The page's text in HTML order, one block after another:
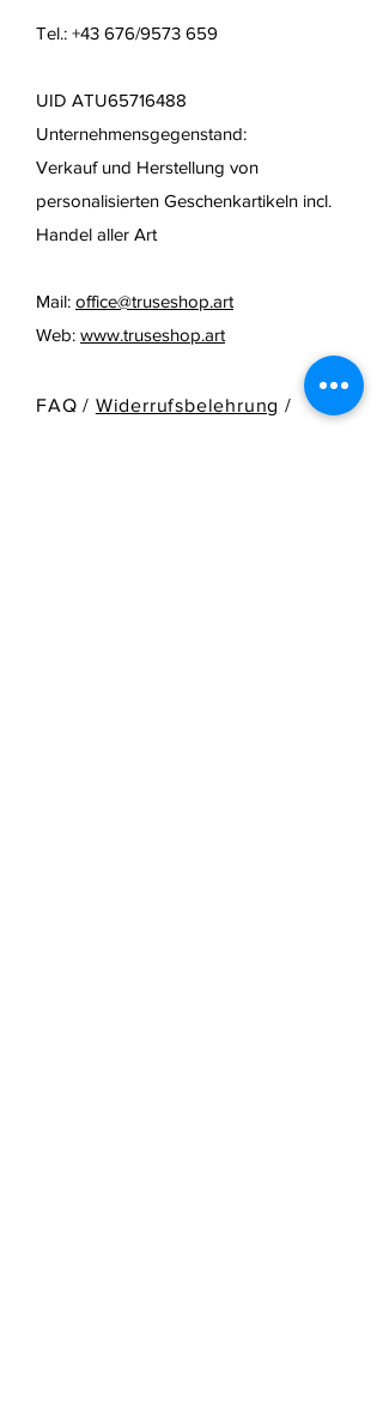
Tel.: +43 676/9573 659
UID ATU65716488
Unternehmensgegenstand:
Verkauf und Herstellung von
personalisierten Geschenkartikeln incl.
Handel aller Art
Mail: office@truseshop.art
Web: www.truseshop.art
FAQ / Widerrufsbelehrung /